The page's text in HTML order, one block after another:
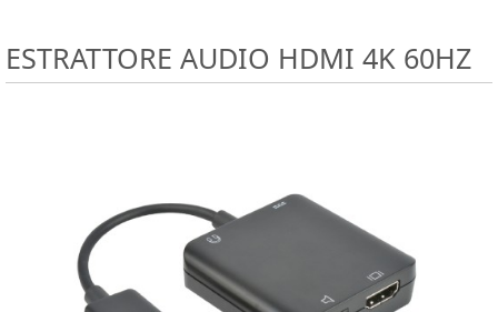
ESTRATTORE AUDIO HDMI 4K 60HZ